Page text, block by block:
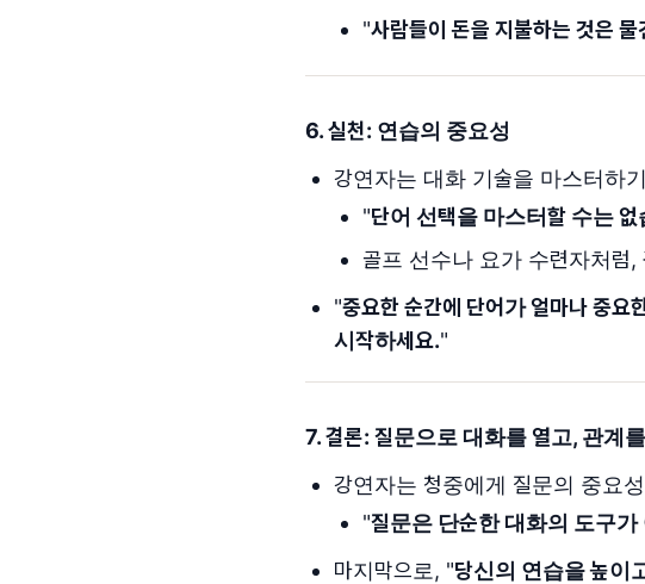
"사람들이 돈을 지불하는 것은
6. 실천: 연습의 중요성
강연자는 대화 기술을 마스터하
"단어 선택을 마스터할 수는
골프 선수나 요가 수련자처럼
"중요한 순간에 단어가 얼마나 중요
시작하세요."
7. 결론: 질문으로 대화를 열고, 관계
강연자는 청중에게 질문의 중요
"질문은 단순한 대화의 도구
마지막으로, "당신의 연습을 높이